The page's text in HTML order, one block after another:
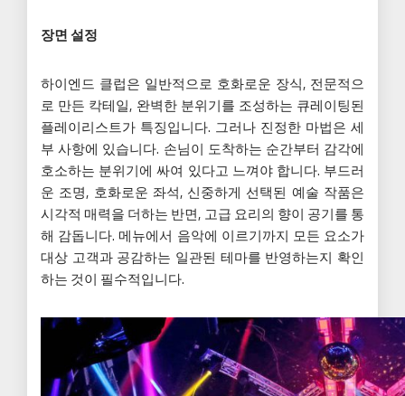
장면 설정
하이엔드 클럽은 일반적으로 호화로운 장식, 전문적으
로 만든 칵테일, 완벽한 분위기를 조성하는 큐레이팅된
플레이리스트가 특징입니다. 그러나 진정한 마법은 세
부 사항에 있습니다. 손님이 도착하는 순간부터 감각에
호소하는 분위기에 싸여 있다고 느껴야 합니다. 부드러
운 조명, 호화로운 좌석, 신중하게 선택된 예술 작품은
시각적 매력을 더하는 반면, 고급 요리의 향이 공기를 통
해 감돕니다. 메뉴에서 음악에 이르기까지 모든 요소가
대상 고객과 공감하는 일관된 테마를 반영하는지 확인
하는 것이 필수적입니다.